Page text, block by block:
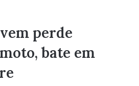
perde
bate em